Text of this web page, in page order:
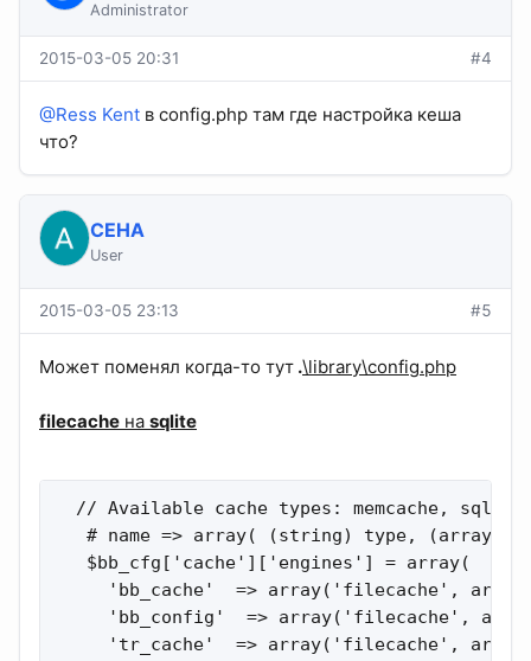
Administrator
2015-03-05 20:31 #4
@Ress Kent в config.php там где настройка кеша
что?
CEHA
User
2015-03-05 23:13 #5
Может поменял когда-то тут .\library\config.php
filecache на sqlite
// Available cache types: memcache,
# name => array( (string) type, (array)
   $bb_cfg['cache']['engines'] = array(
'bb_cache'  => array('filecache',
'bb_config'  => array('filecache',
'tr_cache'  => array('filecache',